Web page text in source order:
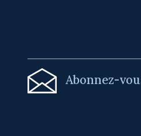
Abonnez-